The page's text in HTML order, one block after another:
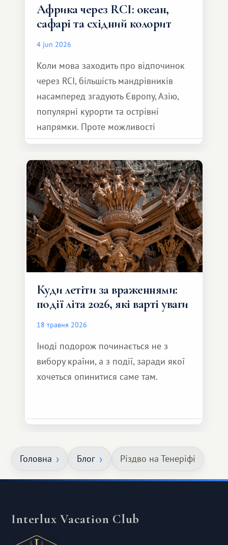
Африка через RCI: океан,
сафарі та східний колорит
4 jun 2026
Коли мова заходить про відпочинок
через RCI, більшість мандрівників
насамперед згадують Європу, Азію,
популярні курорти та острівні
напрямки. Проте можливості
обмінної системи значно ширші.
Серед них є і Африка – континент,
який здатний подарувати зовсім
інший формат подорожі.
Куди летіти за враженнями:
події літа 2026, які варті уваги
18 травня 2026
Іноді подорож починається не з
вибору країни, а з події, заради якої
хочеться опинитися саме там.
Головна Блог Різдво на Тенеріфі
Interlux Vacation Club